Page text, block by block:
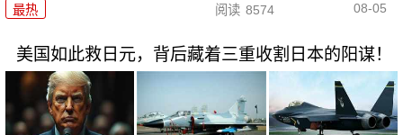
最热 阅读 8574 08-05
美国如此救日元，背后藏着三重收割日本的阳谋！